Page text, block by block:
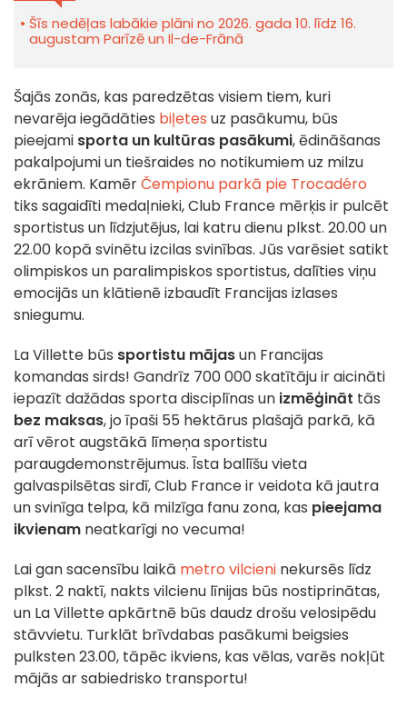
Šīs nedēļas labākie plāni no 2026. gada 10. līdz 16.
augustam Parīzē un Il-de-Frānā
Šajās zonās, kas paredzētas visiem tiem, kuri
nevarēja iegādāties biļetes uz pasākumu, būs
pieejami sporta un kultūras pasākumi, ēdināšanas
pakalpojumi un tiešraides no notikumiem uz milzu
ekrāniem. KamērČempionu parkā pie Trocadéro
tiks sagaidīti medaļnieki, Club France mērķis ir pulcēt
sportistus un līdzjutējus, lai katru dienu plkst. 20.00 un
22.00 kopā svinētu izcilas svinības. Jūs varēsiet satikt
olimpiskos un paralimpiskos sportistus, dalīties viņu
emocijās un klātienē izbaudīt Francijas izlases
sniegumu.
La Villette būs sportistu mājasun Francijas
komandas sirds! Gandrīz 700 000 skatītāju ir aicināti
iepazīt dažādas sporta disciplīnas un izmēģināt tās
bez maksas, jo īpaši 55 hektārus plašajā parkā, kā
arī vērot augstākā līmeņa sportistu
paraugdemonstrējumus. Īsta ballīšu vieta
galvaspilsētas sirdī, Club France ir veidota kā jautra
un svinīga telpa, kā milzīga fanu zona, kas pieejama
ikvienam neatkarīgi no vecuma!
Lai gan sacensību laikā metro vilcieni nekursēs līdz
plkst. 2 naktī, nakts vilcienu līnijas būs nostiprinātas,
un La Villette apkārtnē būs daudz drošu velosipēdu
stāvvietu. Turklāt brīvdabas pasākumi beigsies
pulksten 23.00, tāpēc ikviens, kas vēlas, varēs nokļūt
mājās ar sabiedrisko transportu!